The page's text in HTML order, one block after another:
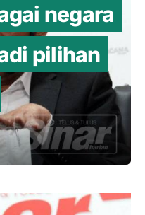
negara
pilihan